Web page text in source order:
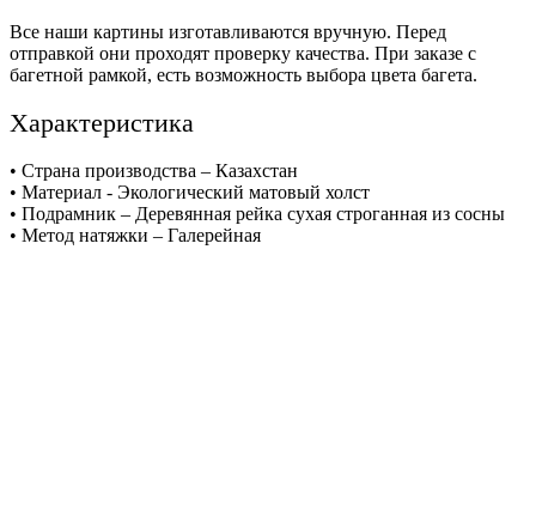
Все наши картины изготавливаются вручную. Перед
отправкой они проходят проверку качества. При заказе с
багетной рамкой, есть возможность выбора цвета багета.
Характеристика
• Страна производства – Казахстан
• Материал - Экологический матовый холст
• Подрамник – Деревянная рейка сухая строганная из сосны
• Метод натяжки – Галерейная